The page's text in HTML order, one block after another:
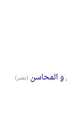
و المحاسن (نشر)